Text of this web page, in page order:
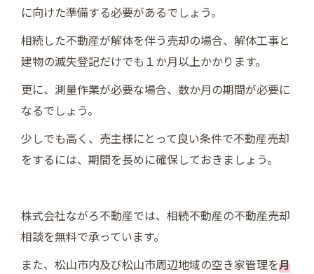
に向けた準備する必要があるでしょう。
相続した不動産が解体を伴う売却の場合、解体工事と
建物の滅失登記だけでも１か月以上かかります。
更に、測量作業が必要な場合、数か月の期間が必要に
なるでしょう。
少しでも高く、売主様にとって良い条件で不動産売却
をするには、期間を長めに確保しておきましょう。
株式会社ながろ不動産では、相続不動産の不動産売却
相談を無料で承っています。
また、松山市内及び松山市周辺地域の空き家管理を月